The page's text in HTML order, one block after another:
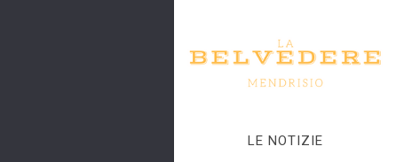
LE NOTIZIE